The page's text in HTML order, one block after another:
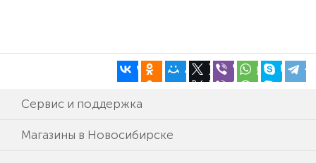
Сервис и поддержка
Магазины в Новосибирске